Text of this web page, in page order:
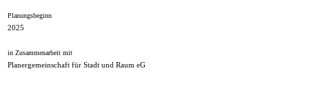
Planungsbeginn
2025
in Zusammenarbeit mit
Planergemeinschaft für Stadt und Raum eG